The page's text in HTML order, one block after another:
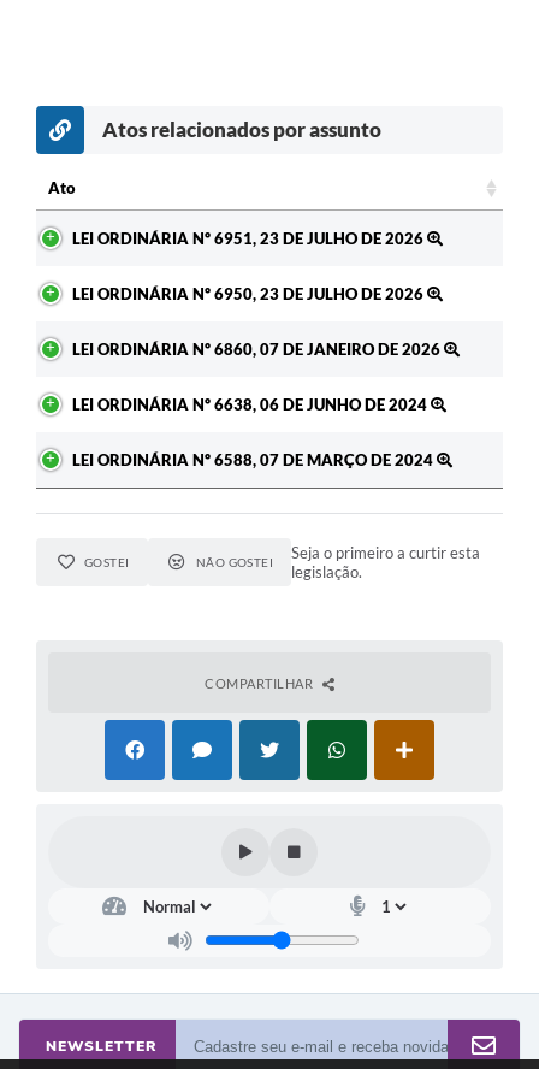
Atos relacionados por assunto
Ato
LEI ORDINÁRIA Nº 6951, 23 DE JULHO DE 2026
LEI ORDINÁRIA Nº 6950, 23 DE JULHO DE 2026
LEI ORDINÁRIA Nº 6860, 07 DE JANEIRO DE 2026
LEI ORDINÁRIA Nº 6638, 06 DE JUNHO DE 2024
LEI ORDINÁRIA Nº 6588, 07 DE MARÇO DE 2024
GOSTEI NÃO GOSTEI
Seja o primeiro a curtir esta
legislação.
COMPARTILHAR
NEWSLETTER